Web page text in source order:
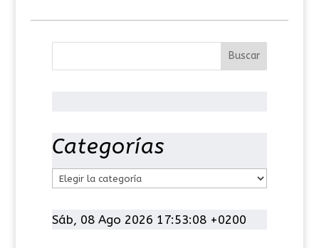
Categorías
t
Sáb, 08 Ago 2026 17:53:09 +0200